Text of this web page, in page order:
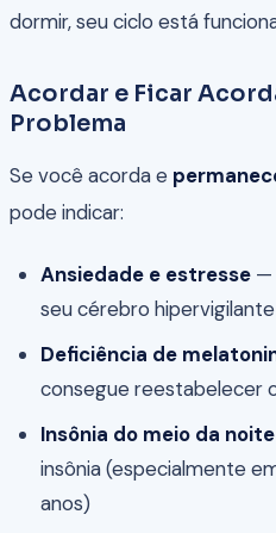
dormir, seu ciclo está
Acordar e Ficar
Problema
Se você acorda e
pode indicar:
Ansiedade e estresse—
seu cérebro hipervigilante
Deficiência de
consegue reestabelecer
Insônia do meio da noite
insônia (especialmente
anos)